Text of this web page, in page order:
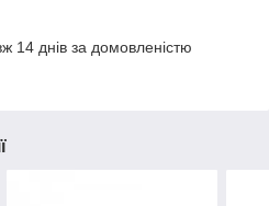
14 днів за домовленістю